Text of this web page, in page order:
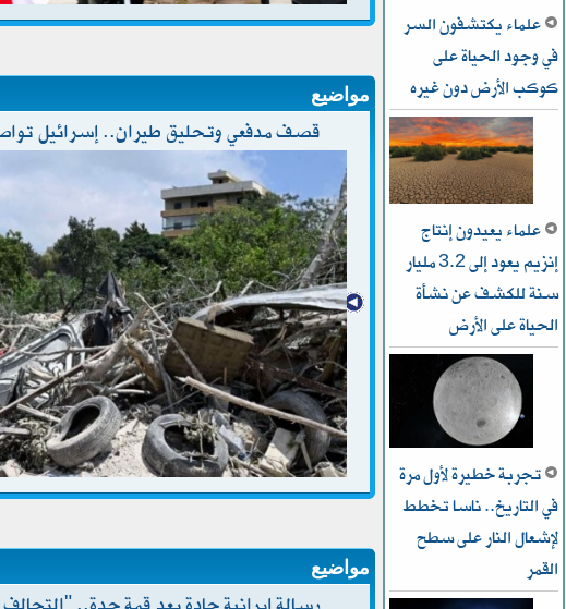
علماء يكتشفون السر
في وجود الحياة على
كوكب الأرض دون غيره
علماء يعيدون إنتاج
إنزيم يعود إلى 3.2 مليار
سنة للكشف عن نشأة
الحياة على الأرض
تجربة خطيرة لأول مرة
في التاريخ.. ناسا تخطط
ﻹشعال النار على سطح
القمر
مواضيع
قصف مدفعي وتحليق طيران.. إسرائيل
مواضيع